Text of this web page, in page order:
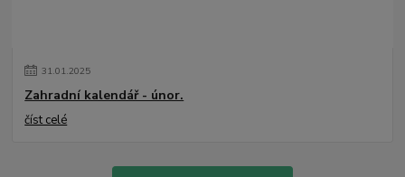
31.01.2025
Zahradní kalendář - únor.
číst celé